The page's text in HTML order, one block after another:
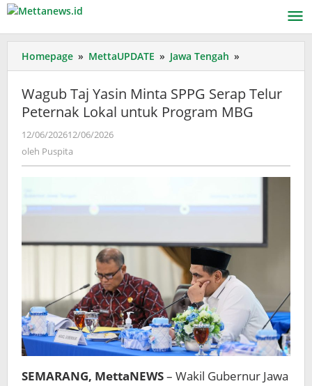
Lewati
konten
Homepage » MettaUPDATE » Jawa Tengah »
Taj
Minta
SPPG
Program
Wagub Taj Yasin Minta SPPG Serap Telur
Peternak Lokal untuk Program MBG
12/06/202612/06/2026
oleh Puspita
SEMARANG, MettaNEWS– Wakil Gubernur Jawa